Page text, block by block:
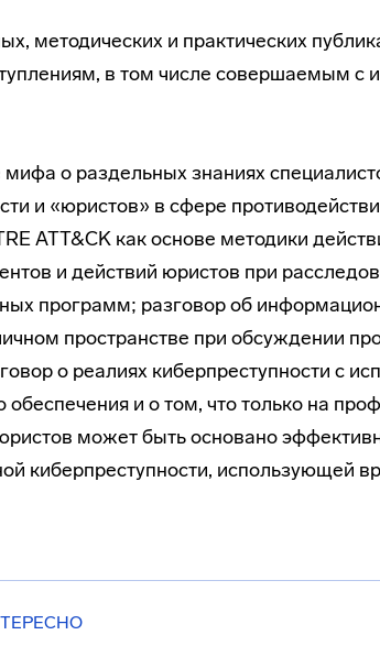
методических и практических
в том числе совершаемым с
о раздельных знаниях
и «юристов» в сфере
ATT&CK как основе методики
и действий юристов при
программ; разговор об
пространстве при обсуждении
о реалиях киберпреступности с
и о том, что только на
может быть основано
киберпреступности, использующей